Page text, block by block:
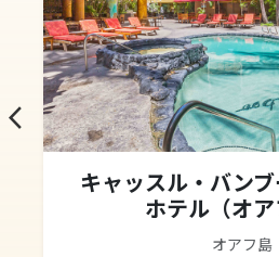
arrow_back_ios
キャッスル・バン
ホテル（オア
オアフ島